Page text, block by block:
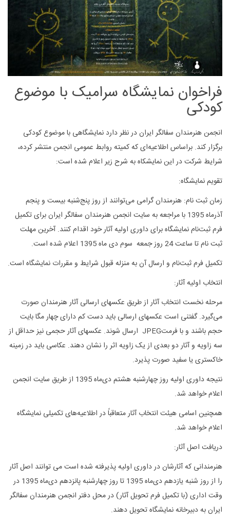
فراخوان نمایشگاه سرامیک با موضوع
کودکی
انجمن هنرمندان سفالگر ایران در نظر دارد نمایشگاهی با موضوع کودکی
برگزار کند. براساس اطلاعیه‌ای که کمیته روابط عمومی انجمن منتشر کرده،
شرایط شرکت در این نمایشکاه به شرح زیر اعلام شده است:
تقویم نمایشگاه:
زمان ثبت نام: هنرمندان گرامی می‌توانند از روز پنج‌شنبه بیست و پنجم
آذرماه 1395 با مراجعه به سایت انجمن هنرمندان سفالگر ایران برای تکمیل
فرم ثبت‌نام نمایشگاه برای داوری اولیه آثار خود اقدام کنند. آخرین مهلت
ثبت نام تا ساعت 24 روز جمعه سوم دی ماه 1395 اعلام شده است.
تکمیل فرم ثبت‌نام و ارسال آن به منزله قبول شرایط و مقررات نمایشگاه است.
انتخاب اولیه آثار:
مرحله نخست انتخاب آثار از طریق عکسهای ارسالی آثار هنرمندان صورت
می‌گیرد. گفتنی است عکسهای ارسالی باید دست کم دارای چهار مگا بایت
حجم باشند و با فرمتJPEG ارسال شوند. عکسهای آثار حجمی نیز حداقل از
سه زاویه و آثار دو بعدی از یک زاویه اثر را نشان دهند. عکاسی باید در زمینه
خاکستری یا سفید صورت پذیرد.
نتیجه داوری اولیه روز چهارشنبه هشتم دی‌ماه 1395 از طریق سایت انجمن
اعلام خواهد شد.
همچنین اسامی هیئت انتخاب آثار متعاقباً در اطلاعیه‌های تکمیلی نمایشگاه
اعلام خواهد شد.
دریافت اصل آثار:
هنرمندانی که آثارشان در داوری اولیه پذیرفته شده است می توانند اصل آثار
را از روز شنبه یازدهم دی‌ماه 1395 تا روز چهارشنبه پانزدهم دی‌ماه 1395 در
وقت اداری (با تکمیل فرم تحویل آثار) در محل دفتر انجمن هنرمندان سفالگر
ایران به دبیرخانه نمایشگاه تحویل دهند.